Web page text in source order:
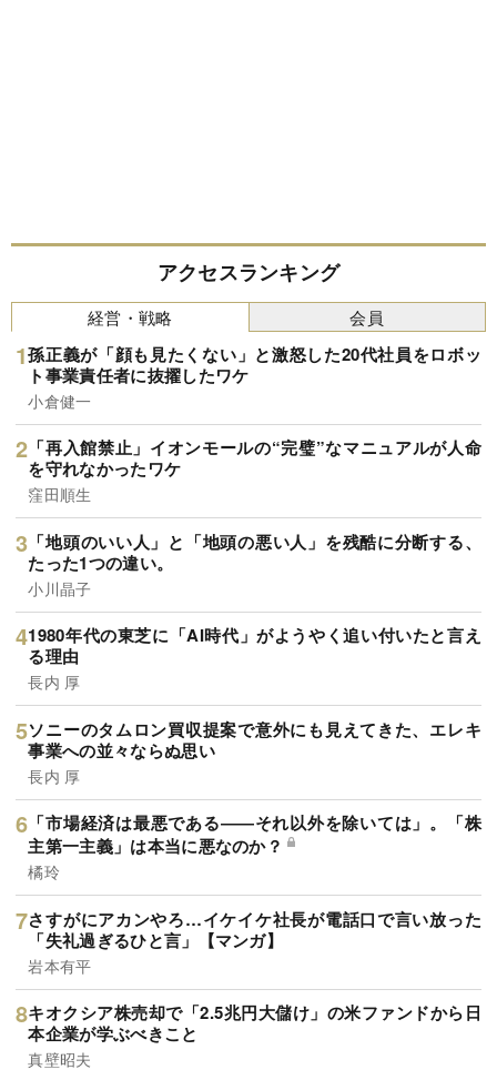
アクセスランキング
経営・戦略
孫正義が「顔も見たくない」と激怒した20代社員をロボッ
ト事業責任者に抜擢したワケ
小倉健一
「再入館禁止」イオンモールの“完璧”なマニュアルが人命
を守れなかったワケ
窪田順生
「地頭のいい人」と「地頭の悪い人」を残酷に分断する、
たった1つの違い。
小川晶子
1980年代の東芝に「AI時代」がようやく追い付いたと言え
る理由
長内 厚
ソニーのタムロン買収提案で意外にも見えてきた、エレキ
事業への並々ならぬ思い
長内 厚
「市場経済は最悪である――それ以外を除いては」。「株
主第一主義」は本当に悪なのか？
橘玲
さすがにアカンやろ…イケイケ社長が電話口で言い放った
「失礼過ぎるひと言」【マンガ】
岩本有平
キオクシア株売却で「2.5兆円大儲け」の米ファンドから日
本企業が学ぶべきこと
真壁昭夫
会員